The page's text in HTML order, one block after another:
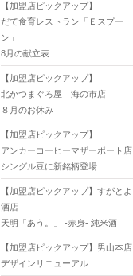
【加盟店ピックアップ】
だて食育レストラン「Ｅスプー
ン」
8月の献立表
【加盟店ピックアップ】
北かつまぐろ屋 海の市店
８月のお休み
【加盟店ピックアップ】
アンカーコーヒーマザーポート店
シングル豆に新銘柄登場
【加盟店ピックアップ】すがとよ
酒店
天明「あう。」 -赤身- 純米酒
【加盟店ピックアップ】男山本店
デザインリニューアル